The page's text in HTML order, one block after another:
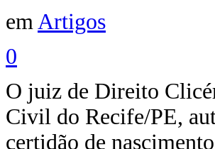
emArtigos
0
O juiz de Direito
Civil do Recife/PE,
certidão de